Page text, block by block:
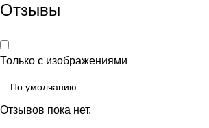
Отзывы
Только с изображениями
Отзывов пока нет.